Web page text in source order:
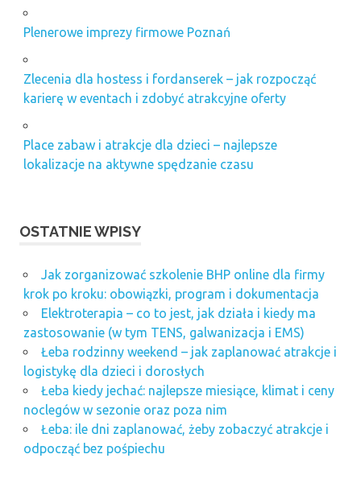
Plenerowe imprezy firmowe Poznań
Zlecenia dla hostess i fordanserek – jak rozpocząć
karierę w eventach i zdobyć atrakcyjne oferty
Place zabaw i atrakcje dla dzieci – najlepsze
lokalizacje na aktywne spędzanie czasu
OSTATNIE WPISY
Jak zorganizować szkolenie BHP online dla firmy
krok po kroku: obowiązki, program i dokumentacja
Elektroterapia – co to jest, jak działa i kiedy ma
zastosowanie (w tym TENS, galwanizacja i EMS)
Łeba rodzinny weekend – jak zaplanować atrakcje i
logistykę dla dzieci i dorosłych
Łeba kiedy jechać: najlepsze miesiące, klimat i ceny
noclegów w sezonie oraz poza nim
Łeba: ile dni zaplanować, żeby zobaczyć atrakcje i
odpocząć bez pośpiechu